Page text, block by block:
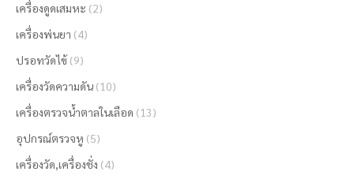
เครื่องดูดเสมหะ (2)
เครื่องพ่นยา (4)
ปรอทวัดไข้ (9)
เครื่องวัดความดัน (10)
เครื่องตรวจน้ำตาลในเลือด (13)
อุปกรณ์ตรวจหู (5)
เครื่องวัด,เครื่องชั่ง (4)